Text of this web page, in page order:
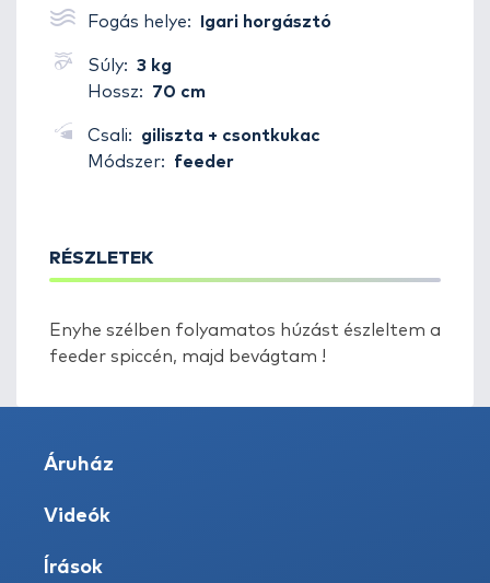
Fogás helye: Igari horgásztó
Súly: 3 kg
Hossz:
70 cm
Csali:
giliszta + csontkukac
Módszer:
feeder
RÉSZLETEK
Enyhe szélben folyamatos húzást észleltem a
feeder spiccén, majd bevágtam !
Áruház
Videók
Írások